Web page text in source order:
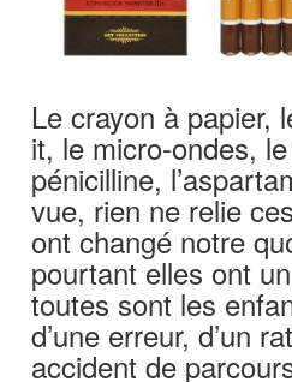
Le crayon à papier,
it, le micro-ondes,
pénicilline,
vue, rien ne relie
ont changé notre
pourtant elles ont
toutes sont les
d’une erreur, d’un
accident de